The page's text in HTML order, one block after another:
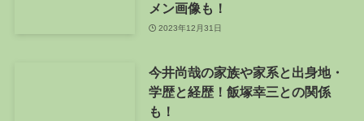
メン画像も！
2023年12月31日
今井尚哉の家族や家系と出身地・
学歴と経歴！飯塚幸三との関係
も！